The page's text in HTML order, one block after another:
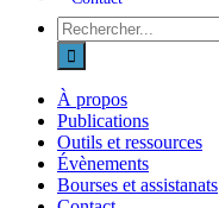
Recherche
sur
le
site
:
À propos
Publications
Outils et ressources
Évènements
Bourses et assistanats